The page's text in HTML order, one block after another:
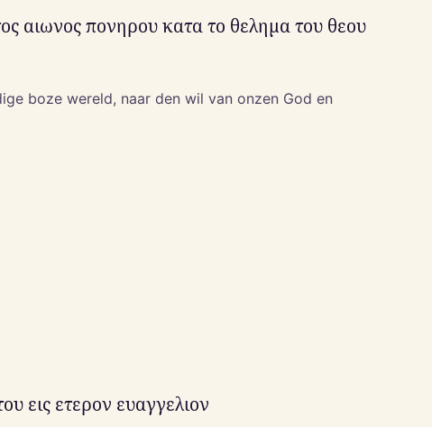
αιωνος πονηρου κατα το θελημα του θεου
boze wereld, naar den wil van onzen God en
εις ετερον ευαγγελιον